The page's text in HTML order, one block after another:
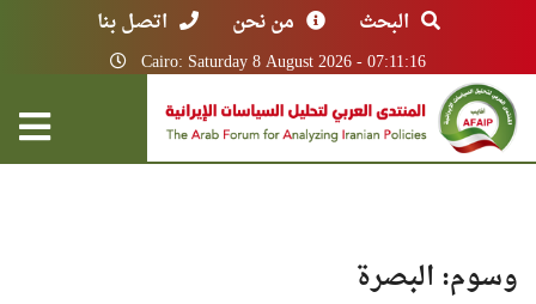
البحث من نحن اتصل بنا
Cairo: Saturday 8 August 2026 - 07:11:16
وسوم: البصرة